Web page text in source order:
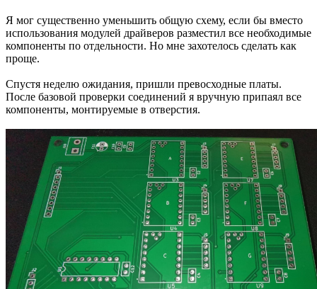
Я мог существенно уменьшить общую схему, если бы вместо
использования модулей драйверов разместил все необходимые
компоненты по отдельности. Но мне захотелось сделать как
проще.
Спустя неделю ожидания, пришли превосходные платы.
После базовой проверки соединений я вручную припаял все
компоненты, монтируемые в отверстия.